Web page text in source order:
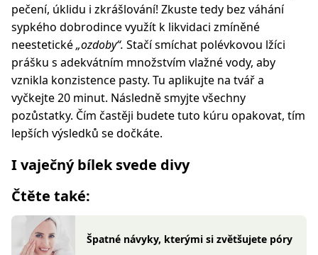
pečení, úklidu i zkrášlování! Zkuste tedy bez váhání
sypkého dobrodince využít k likvidaci zmíněné
neestetické„ozdoby“. Stačí smíchat polévkovou lžíci
prášku s adekvátním množstvím vlažné vody, aby
vznikla konzistence pasty. Tu aplikujte na tvář a
vyčkejte 20 minut. Následně smyjte všechny
pozůstatky. Čím častěji budete tuto kúru opakovat, tím
lepších výsledků se dočkáte.
I vaječný bílek svede divy
Čtěte také:
Špatné návyky, kterými si zvětšujete póry